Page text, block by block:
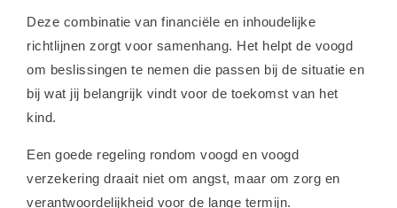
Deze combinatie van financiële en inhoudelijke
richtlijnen zorgt voor samenhang. Het helpt de voogd
om beslissingen te nemen die passen bij de situatie en
bij wat jij belangrijk vindt voor de toekomst van het
kind.
Een goede regeling rondom voogd en voogd
verzekering draait niet om angst, maar om zorg en
verantwoordelijkheid voor de lange termijn.